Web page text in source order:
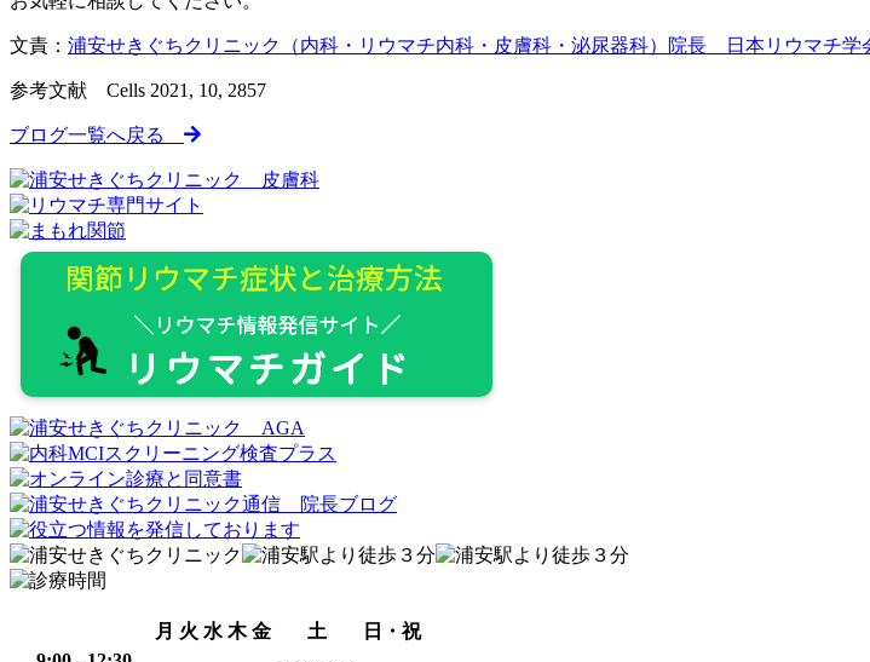
文責： 浦安せきぐちクリニック（内科・リウマチ内科・皮膚科・泌尿器科）院長 日本リウマチ
参考文献 Cells 2021, 10, 2857
ブログ一覧へ戻る
月 火 水 木 金 土
日・祝